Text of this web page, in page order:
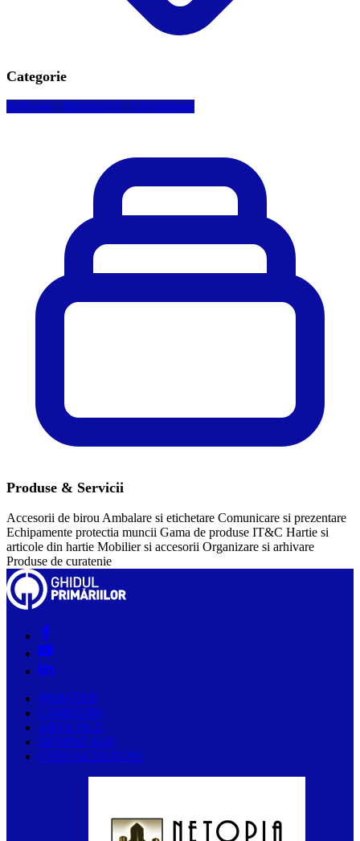
Categorie
Software - Informatică - Calculatoare
Produse & Servicii
Accesorii de birou Ambalare si etichetare Comunicare si prezentare
Echipamente protectia muncii Gama de produse IT&C Hartie si
articole din hartie Mobilier si accesorii Organizare si arhivare
Produse de curatenie
PRIMĂRII
COMPANII
ARTICOLE
DESPRE NOI
CONTACTAȚI-NE